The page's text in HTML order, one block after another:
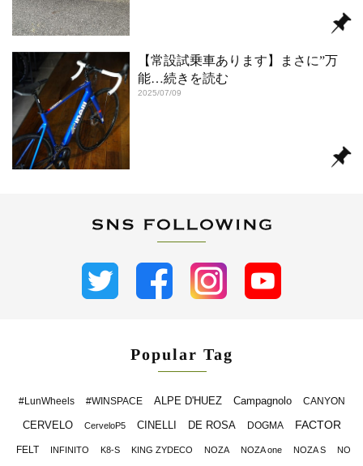
【常設試乗車あります】まさに”万
能…続きを読む
2025/07/09
Popular Tag
#LunWheels #WINSPACE ALPE D'HUEZ Campagnolo CANYON
CERVELO CerveloP5 CINELLI DE ROSA DOGMA FACTOR
FELT INFINITO K8-S KING ZYDECO NOZA NOZA one NOZA S NO